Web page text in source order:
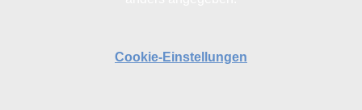
Cookie-Einstellungen